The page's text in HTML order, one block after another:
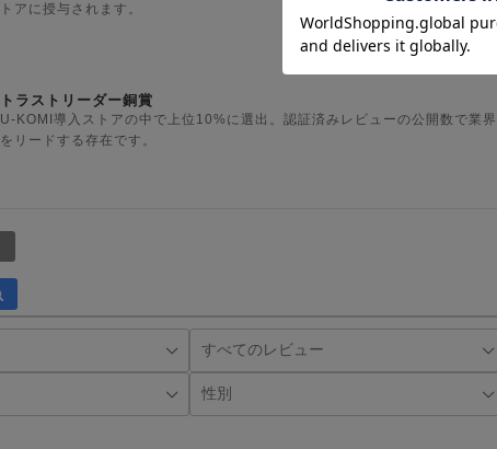
トアに授与されます。
トラストリーダー銅賞
U-KOMI導入ストアの中で上位10%に選出。認証済みレビューの公開数で業界
をリードする存在です。